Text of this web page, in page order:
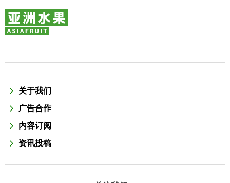
关于我们
广告合作
内容订阅
资讯投稿